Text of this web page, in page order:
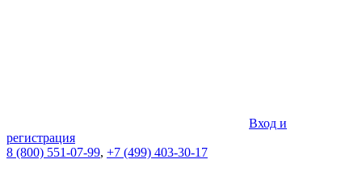
Вход и
регистрация
8 (800) 551-07-99, +7 (499) 403-30-17